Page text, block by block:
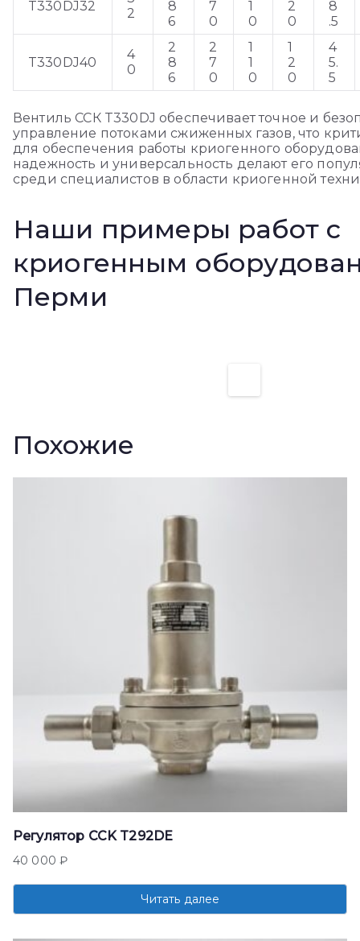
T330DJ32
2
8
6
7
0
1
0
2
0
8
.5
T330DJ40
4
0
2
8
6
2
7
0
1
1
0
1
2
0
4
5.
5
Вентиль ССК T330DJ обеспечивает точное и
управление потоками сжиженных газов, что
для обеспечения работы криогенного
надежность и универсальность делают его
среди специалистов в области криогенной
Наши примеры работ с
криогенным
Перми
Похожие
Регулятор CCK T292DE
40 000₽
Читать далее